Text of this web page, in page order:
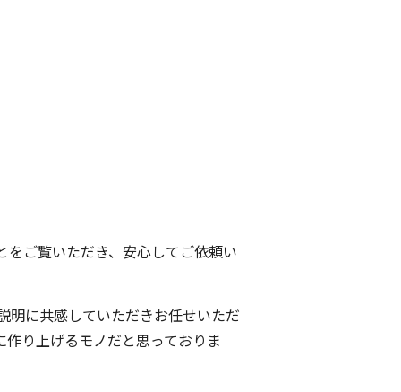
ご覧いただき、安心してご依頼い
明に共感していただきお任せいただ
り上げるモノだと思っておりま